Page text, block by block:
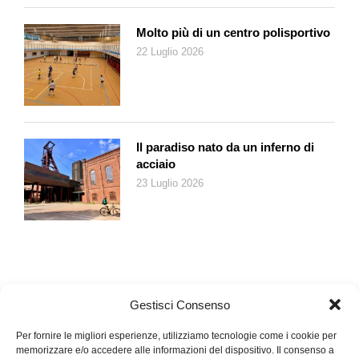
Gestisci Consenso
Per fornire le migliori esperienze, utilizziamo tecnologie come i cookie per
memorizzare e/o accedere alle informazioni del dispositivo. Il consenso a
Molto più di un centro polisportivo
22 Luglio 2026
Il paradiso nato da un inferno di
acciaio
23 Luglio 2026